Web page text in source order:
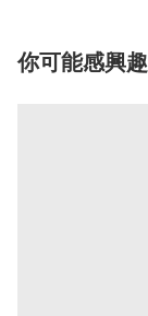
你可能感興